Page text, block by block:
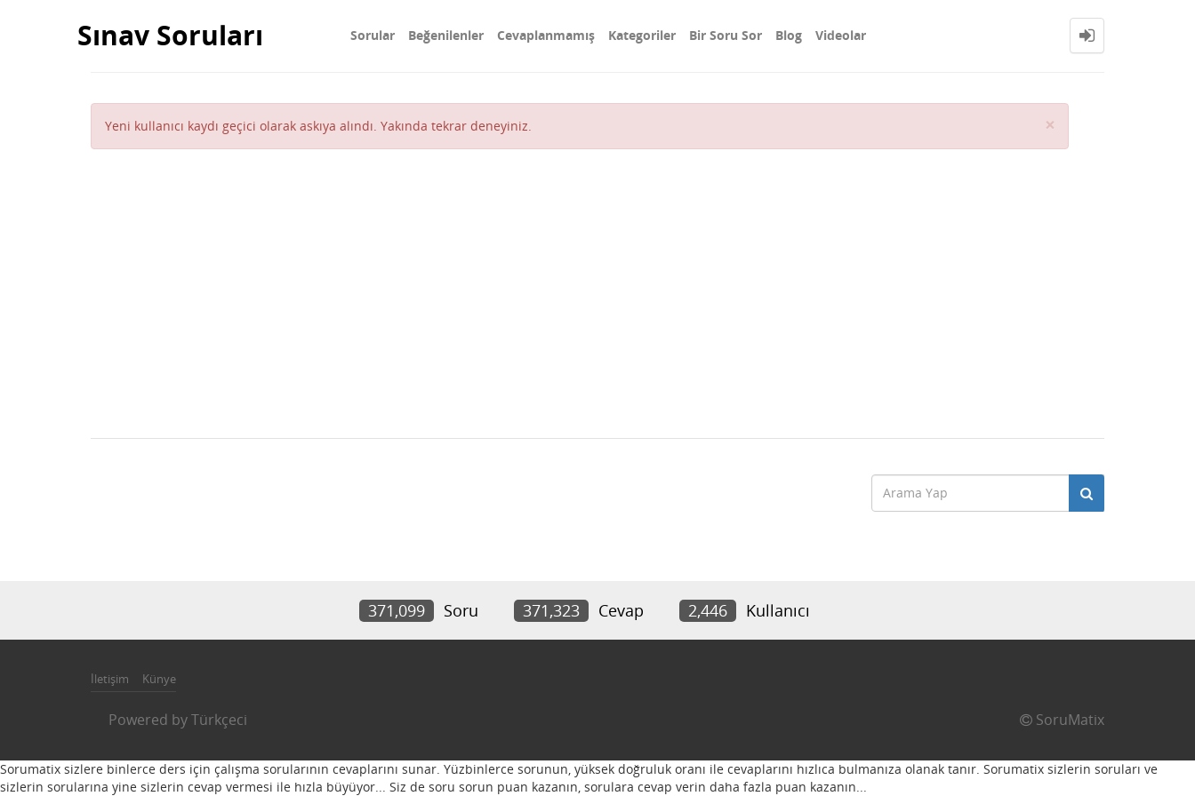
Sınav Soruları Sorular Beğenilenler Cevaplanmamış Kategoriler Bir Soru Sor Blog Videolar
Yeni kullanıcı kaydı geçici olarak askıya alındı. Yakında tekrar deneyiniz. ×
371,099 Soru 371,323 Cevap 2,446 Kullanıcı
İletişim Künye
Powered byTürkçeci SoruMatix
Sorumatix sizlere binlerce ders için çalışma sorularının cevaplarını sunar. Yüzbinlerce sorunun, yüksek doğruluk oranı ile cevaplarını hızlıca bulmanıza olanak tanır. Sorumatix sizlerin soruları ve
sizlerin sorularına yine sizlerin cevap vermesi ile hızla büyüyor... Siz de soru sorun puan kazanın, sorulara cevap verin daha fazla puan kazanın...